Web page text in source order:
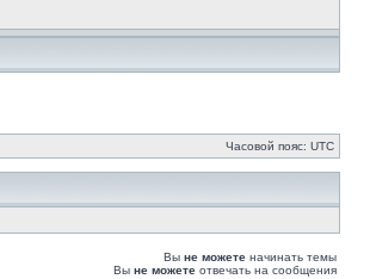
Часовой пояс: UTC
Вы не можете начинать темы
Вы не можете отвечать на сообщения